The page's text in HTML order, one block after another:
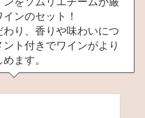
ンのセット！
り、香りや味わいにつ
ト付きでワインがより
ます。